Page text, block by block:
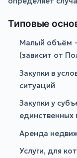
Типовые
Малый объём
(зависит от
Закупки в
ситуаций
Закупки у
единственных
Аренда
Услуги, для